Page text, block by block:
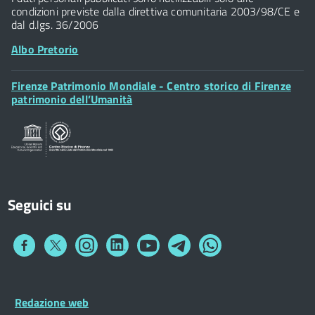
Posta Elettronica Certificata
condizioni previste dalla direttiva comunitaria 2003/98/CE e
dal d.lgs. 36/2006
Albo Pretorio
Footer
Widget
Firenze Patrimonio Mondiale - Centro storico di Firenze
patrimonio dell’Umanità
Seguici su
Collegamento
Collegamento
a
Collegamento
a
Collegamento
a
Collegamento
a
Collegamento
a
Collegamento
a
Footer
Widget
Footer
Redazione web